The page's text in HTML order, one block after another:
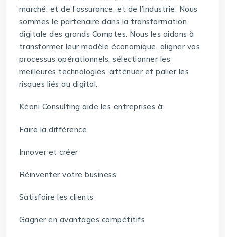
marché, et de l’assurance, et de l’industrie. Nous
sommes le partenaire dans la transformation
digitale des grands Comptes. Nous les aidons à
transformer leur modèle économique, aligner vos
processus opérationnels, sélectionner les
meilleures technologies, atténuer et palier les
risques liés au digital.
Kéoni Consulting aide les entreprises à:
Faire la différence
Innover et créer
Réinventer votre business
Satisfaire les clients
Gagner en avantages compétitifs